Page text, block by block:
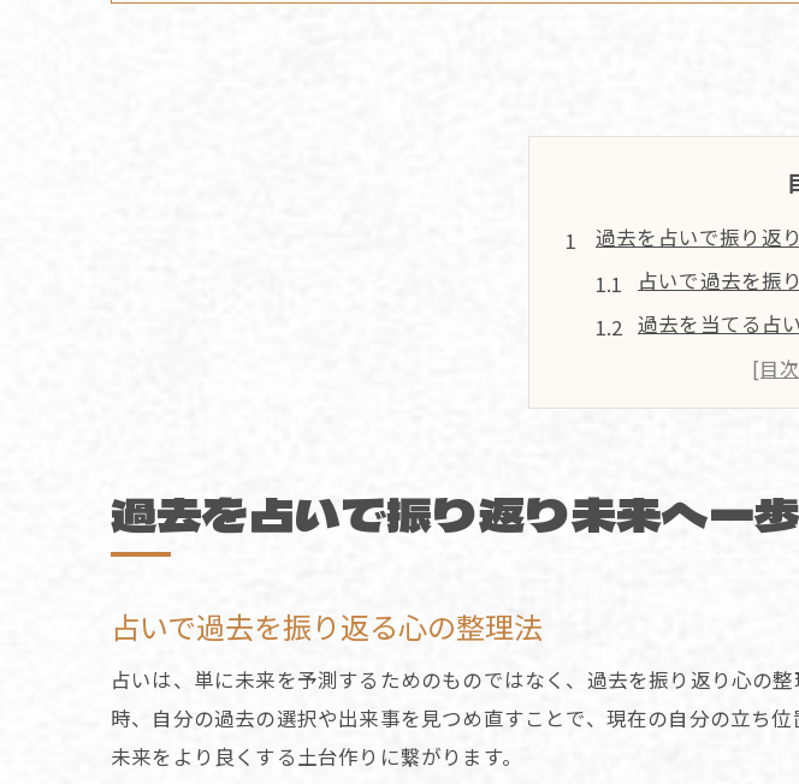
過去を占いで振り返
占いで過去を振
過去を当てる占
無料の過去占い
占いが導く過去
未来の可能性を占い
占いで未来のチ
過去の分析から
占いで未来の可
過去を占いで振り返り未来へ一
占いで過去を振り返る心の整理法
占いは、単に未来を予測するためのものではなく、過去を振り返り心の
時、自分の過去の選択や出来事を見つめ直すことで、現在の自分の立ち
未来をより良くする土台作りに繋がります。